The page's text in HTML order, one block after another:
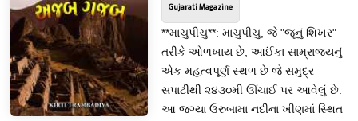
Gujarati Magazine
**માચુપીચુ**: માચુપીચુ, જે "જૂનું શિખર"
તરીકે ઓળખાય છે, આઈંકા સામ્રાજ્યનું
એક મહત્વપૂર્ણ સ્થળ છે જે સમુદ્ર
સપાટીથી ૨૪૩૦મી ઊંચાઈ પર આવેલું છે.
આ જગ્યા ઉરુબામા નદીના ખીણમાં સ્થિત